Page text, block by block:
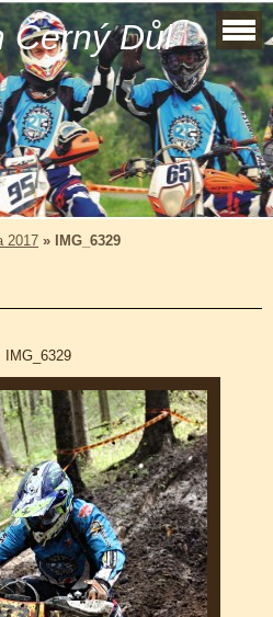
Černý Důl
2017 » IMG_6329
IMG_6329